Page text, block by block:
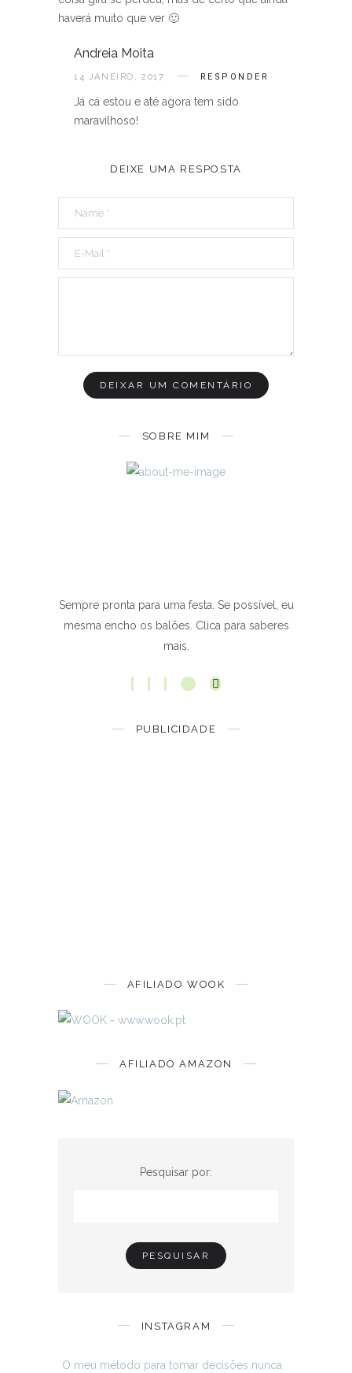
haverá muito que ver 🙂
Andreia Moita
14 JANEIRO, 2017 RESPONDER
Já cá estou e até agora tem sido
maravilhoso!
DEIXE UMA RESPOSTA
SOBRE MIM
Sempre pronta para uma festa. Se possível, eu
mesma encho os balões. Clica para saberes
mais.
PUBLICIDADE
AFILIADO WOOK
AFILIADO AMAZON
Pesquisar por:
INSTAGRAM
O meu método para tomar decisões nunca